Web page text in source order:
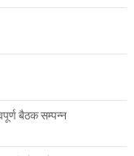
बैठक सम्पन्न